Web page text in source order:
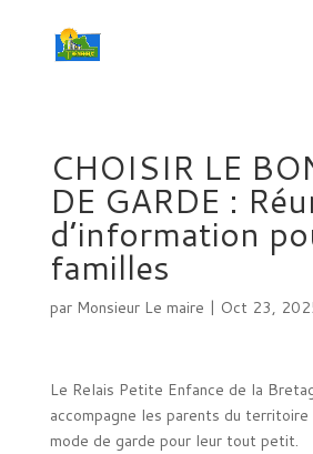
CHOISIR LE
DE GARDE :
d’information
familles
par Monsieur Le maire | Oct 23,
Le Relais Petite Enfance de la
accompagne les parents du territoire
mode de garde pour leur tout petit.